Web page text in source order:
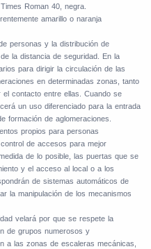
Roman 40, negra.
amarillo o naranja
personas y la distribución de
la distancia de seguridad. En la
para dirigir la circulación de las
en determinadas zonas, tanto
contacto entre ellas. Cuando se
un uso diferenciado para la entrada
formación de aglomeraciones.
propios para personas
de accesos para mejor
de lo posible, las puertas que se
y el acceso al local o a los
de sistemas automáticos de
la manipulación de los mecanismos
velará por que se respete la
de grupos numerosos y
a las zonas de escaleras mecánicas,